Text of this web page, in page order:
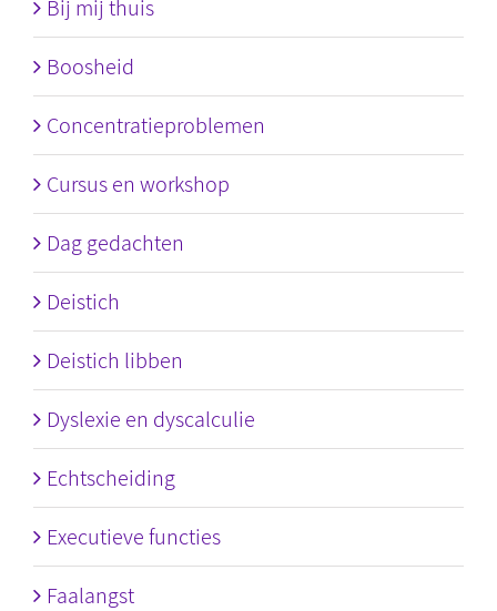
Bij mij thuis
Boosheid
Concentratieproblemen
Cursus en workshop
Dag gedachten
Deistich
Deistich libben
Dyslexie en dyscalculie
Echtscheiding
Executieve functies
Faalangst